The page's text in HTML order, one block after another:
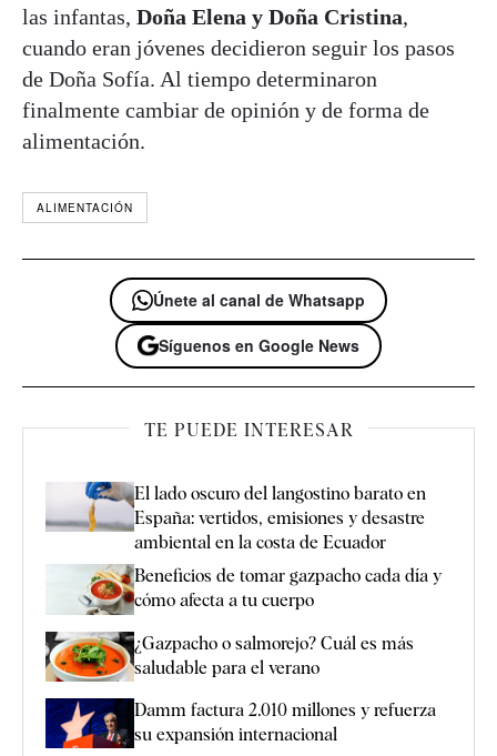
las infantas, Doña Elena y Doña Cristina,
cuando eran jóvenes decidieron seguir los pasos
de Doña Sofía. Al tiempo determinaron
finalmente cambiar de opinión y de forma de
alimentación.
ALIMENTACIÓN
Únete al canal de Whatsapp
Síguenos en Google News
TE PUEDE INTERESAR
El lado oscuro del langostino barato en
España: vertidos, emisiones y desastre
ambiental en la costa de Ecuador
Beneficios de tomar gazpacho cada día y
cómo afecta a tu cuerpo
¿Gazpacho o salmorejo? Cuál es más
saludable para el verano
Damm factura 2.010 millones y refuerza
su expansión internacional